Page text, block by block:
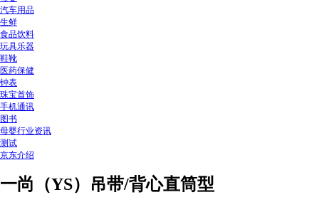
汽车用品
生鲜
食品饮料
玩具乐器
鞋靴
医药保健
钟表
珠宝首饰
手机通讯
图书
母婴行业资讯
测试
京东介绍
一尚（YS）吊带/背心直筒型